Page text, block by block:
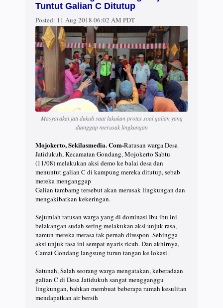
Tuntut Galian C Ditutup
Posted: 11 Aug 2018 06:02 AM PDT
Masyarakat jati dukuh saat lakukan protes soal galian yang
dianggap merusak lingkungan
Mojokerto, Sekilasmedia. Com-Ratusan warga Desa
Jatidukuh, Kecamatan Gondang, Mojokerto Sabtu
(11/08) melakukan aksi demo ke balai desa dan
menuntut galian C di kampung mereka ditutup, sebab
mereka menganggap
Galian tambamg tersebut akan merusak lingkungan dan
mengakibatkan kekeringan.
Sejumlah ratusan warga yang di dominasi Ibu ibu ini
belakangan sudah sering melakukan aksi unjuk rasa,
namun mereka merasa tak pernah direspon. Sehingga
aksi unjuk rasa ini sempat nyaris ricuh. Dan akhirnya,
Camat Gondang langsung turun tangan ke lokasi.
Satunah, Salah seorang warga mengatakan, keberadaan
galian C di Desa Jatidukuh sangat mengganggu
lingkungan, bahkan membuat beberapa rumah kesulitan
mendapatkan air bersih